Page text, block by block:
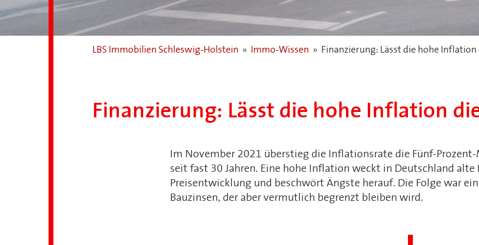
LBS Immobilien Schleswig-Holstein » Immo-Wissen » Finanzierung: Lässt die hohe Inflation
Finanzierung: Lässt die hohe Inflation
Im November 2021 überstieg die Inflationsrate die Fünf-
seit fast 30 Jahren. Eine hohe Inflation weckt in Deutschland alte
Preisentwicklung und beschwört Ängste herauf. Die Folge war
Bauzinsen, der aber vermutlich begrenzt bleiben wird.